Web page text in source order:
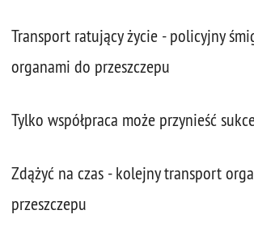
Transport ratujący życie - policyjny
organami do przeszczepu
Tylko współpraca może przynieść
Zdążyć na czas - kolejny transport
przeszczepu